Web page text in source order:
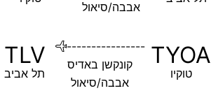
אבבה/סיאול
TYOA
טוקיו
----------------
קונקשן באדיס
אבבה/סיאול
TLV
תל אביב